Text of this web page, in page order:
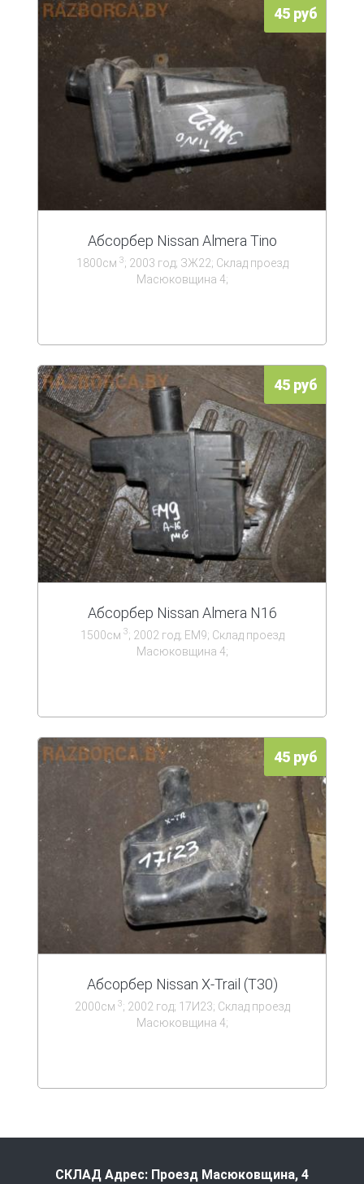
45 руб
Абсорбер Nissan Almera Tino
1800см 3; 2003 год; ЗЖ22; Склад проезд
Масюковщина 4;
45 руб
Абсорбер Nissan Almera N16
1500см 3; 2002 год; ЕМ9; Склад проезд
Масюковщина 4;
45 руб
Абсорбер Nissan X-Trail (T30)
2000см 3; 2002 год; 17И23; Склад проезд
Масюковщина 4;
СКЛАД Адрес: Проезд Масюковщина, 4